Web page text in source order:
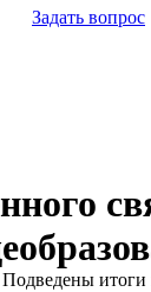
Задать вопрос
Подведены